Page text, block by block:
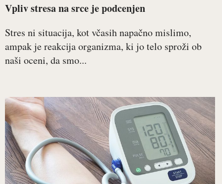
Vpliv stresa na srce je podcenjen
Stres ni situacija, kot včasih napačno mislimo,
ampak je reakcija organizma, ki jo telo sproži ob
naši oceni, da smo...